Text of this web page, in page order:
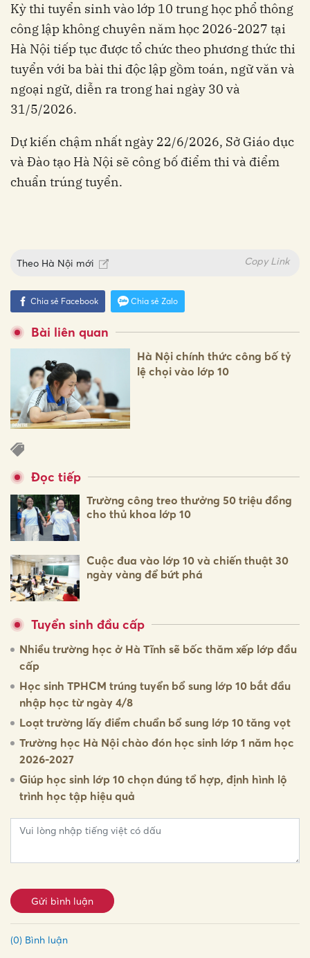
Kỳ thi tuyển sinh vào lớp 10 trung học phổ thông
công lập không chuyên năm học 2026-2027 tại
Hà Nội tiếp tục được tổ chức theo phương thức thi
tuyển với ba bài thi độc lập gồm toán, ngữ văn và
ngoại ngữ, diễn ra trong hai ngày 30 và
31/5/2026.
Dự kiến chậm nhất ngày 22/6/2026, Sở Giáo dục
và Đào tạo Hà Nội sẽ công bố điểm thi và điểm
chuẩn trúng tuyển.
Theo Hà Nội mới Copy Link
Chia sẻ Facebook Chia sẻ Zalo
Bài liên quan
Hà Nội chính thức công bố tỷ
lệ chọi vào lớp 10
Đọc tiếp
Trường công treo thưởng 50 triệu đồng
cho thủ khoa lớp 10
Cuộc đua vào lớp 10 và chiến thuật 30
ngày vàng để bứt phá
Tuyển sinh đầu cấp
Nhiều trường học ở Hà Tĩnh sẽ bốc thăm xếp lớp đầu
cấp
Học sinh TPHCM trúng tuyển bổ sung lớp 10 bắt đầu
nhập học từ ngày 4/8
Loạt trường lấy điểm chuẩn bổ sung lớp 10 tăng vọt
Trường học Hà Nội chào đón học sinh lớp 1 năm học
2026-2027
Giúp học sinh lớp 10 chọn đúng tổ hợp, định hình lộ
trình học tập hiệu quả
Gửi bình luận
(0) Bình luận